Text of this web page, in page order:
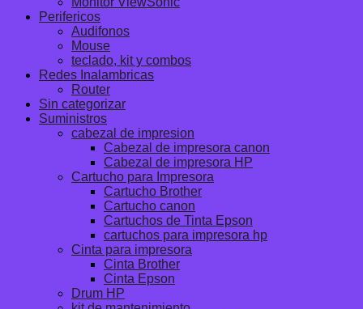
Perifericos
Audifonos
Mouse
teclado, kit y combos
Redes Inalambricas
Router
Sin categorizar
Suministros
cabezal de impresion
Cabezal de impresora canon
Cabezal de impresora HP
Cartucho para Impresora
Cartucho Brother
Cartucho canon
Cartuchos de Tinta Epson
cartuchos para impresora hp
Cinta para impresora
Cinta Brother
Cinta Epson
Drum HP